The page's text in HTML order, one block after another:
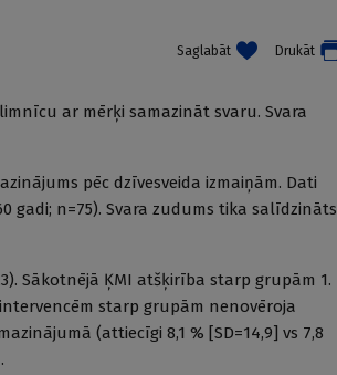
Saglabāt Drukāt
ar mērķi samazināt svaru. Svara
pēc dzīvesveida izmaiņām. Dati
gadi; n=75). Svara zudums tika salīdzināts
Sākotnējā ĶMI atšķirība starp grupām 1.
intervencēm starp grupām nenovēroja
(attiecīgi 8,1 % [SD=14,9] vs 7,8